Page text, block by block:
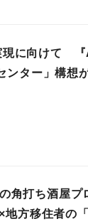
現に向けて
ンター」構想
角打ち酒屋プ
地方移住者の